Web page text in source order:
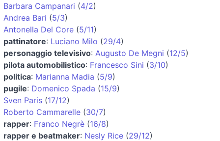
Barbara Campanari (4/2)
Andrea Bari (5/3)
Antonella Del Core (5/11)
pattinatore: Luciano Milo (29/4)
personaggio televisivo: Augusto De Megni (12/5)
pilota automobilistico: Francesco Sini (3/10)
politica: Marianna Madia (5/9)
pugile: Domenico Spada (15/9)
Sven Paris (17/12)
Roberto Cammarelle (30/7)
rapper: Franco Negrè (16/8)
rapper e beatmaker: Nesly Rice (29/12)